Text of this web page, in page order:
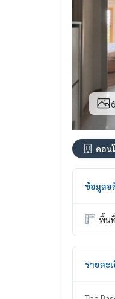
6
คอน
ข้อมูลอ
พื้นที่
รายละ